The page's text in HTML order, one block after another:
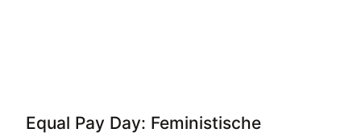
Equal Pay Day: Feministische